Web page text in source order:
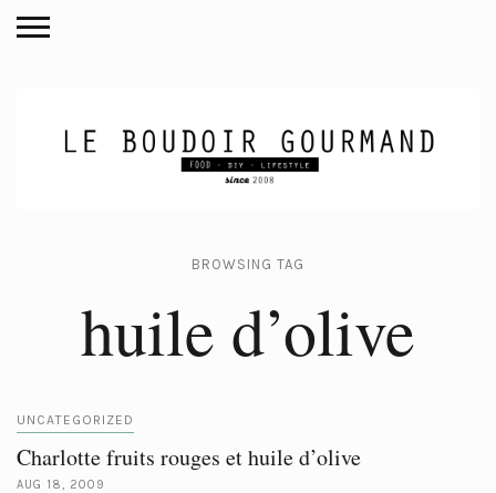
BROWSING TAG
huile d’olive
UNCATEGORIZED
Charlotte fruits rouges et huile d’olive
AUG 18, 2009